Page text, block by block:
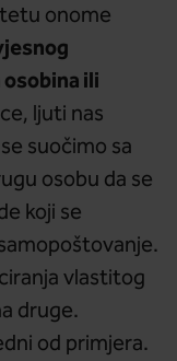
onome
ili
ljuti nas
suočimo sa
osobu da se
koji se
vlastitog
druge.
od primjera.